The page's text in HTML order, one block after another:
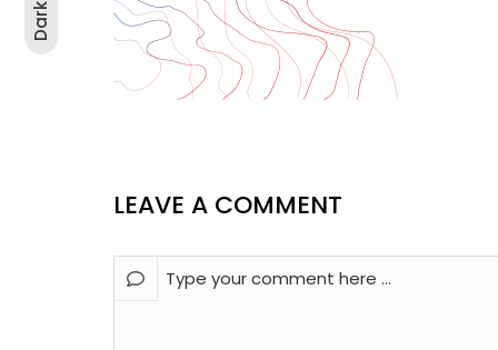
Dark
LEAVE A COMMENT